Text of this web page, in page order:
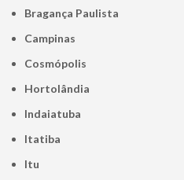
Bragança Paulista
Campinas
Cosmópolis
Hortolândia
Indaiatuba
Itatiba
Itu